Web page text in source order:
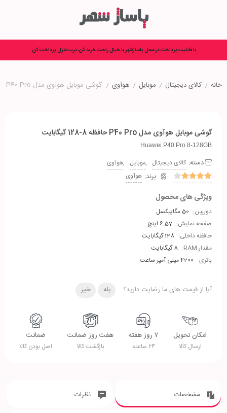
با قابلیت پرداخت در محل پاساژشهر با خیال راحت خرید کن، درب منزل پرداخت کن.
خانه / کالای دیجیتال / موبایل / هوآوی / گوشی موبایل هوآوی مدل P40 Pro حافظه 8-128 گیگابایت
گوشی موبایل هوآوی مدل P40 Pro حافظه 8-128 گیگابایت
Huawei P40 Pro 8-128GB
دسته: کالای دیجیتال ,موبایل ,هوآوی
هوآوی
ویژگی های محصول
دوربین:
صفحه نمایش:
حافظه داخلی:
مقدار RAM:
باتری:
آیا از قیمت های ما رضایت دارید؟ بله خیر
امکان تحویل
ارسال کالا
۷ روز هفته
۲۴ ساعته
هفت روز ضمانت
بازگشت کالا
ضمانت
اصل بودن کالا
مشخصات نظرات